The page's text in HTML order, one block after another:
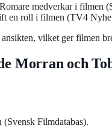
medverkar i filmen
en roll i filmen (TV4
vilket ger filmen
Morran och
Filmdatabas).